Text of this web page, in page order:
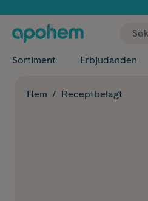
Sortiment Erbjudanden
Hem Receptbelagt